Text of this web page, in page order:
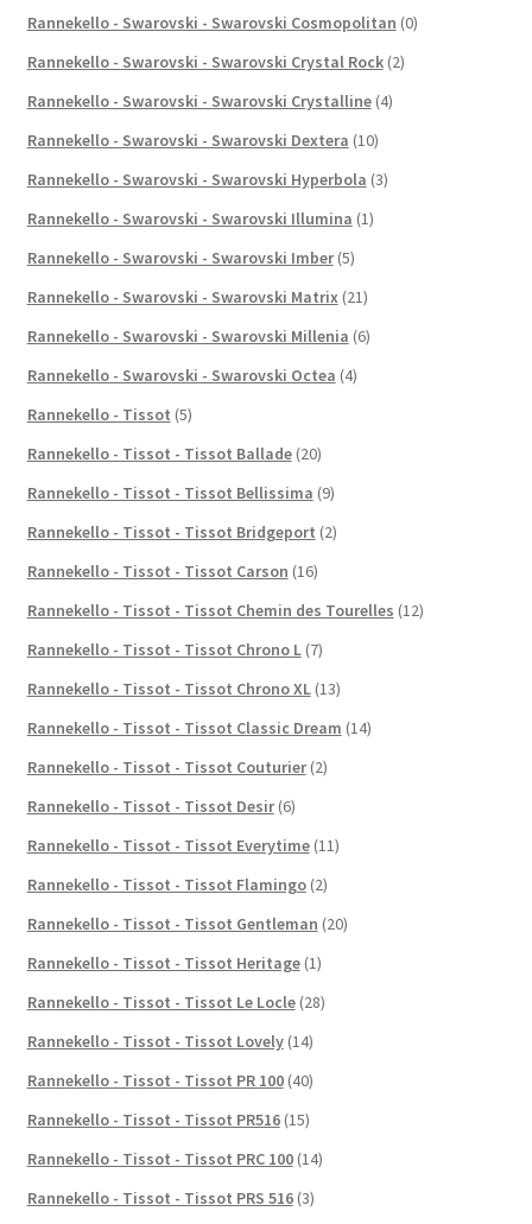
Rannekello - Swarovski - Swarovski Cosmopolitan (0)
Rannekello - Swarovski - Swarovski Crystal Rock (2)
Rannekello - Swarovski - Swarovski Crystalline (4)
Rannekello - Swarovski - Swarovski Dextera (10)
Rannekello - Swarovski - Swarovski Hyperbola (3)
Rannekello - Swarovski - Swarovski Illumina (1)
Rannekello - Swarovski - Swarovski Imber (5)
Rannekello - Swarovski - Swarovski Matrix (21)
Rannekello - Swarovski - Swarovski Millenia (6)
Rannekello - Swarovski - Swarovski Octea (4)
Rannekello - Tissot (5)
Rannekello - Tissot - Tissot Ballade (20)
Rannekello - Tissot - Tissot Bellissima (9)
Rannekello - Tissot - Tissot Bridgeport (2)
Rannekello - Tissot - Tissot Carson (16)
Rannekello - Tissot - Tissot Chemin des Tourelles (12)
Rannekello - Tissot - Tissot Chrono L (7)
Rannekello - Tissot - Tissot Chrono XL (13)
Rannekello - Tissot - Tissot Classic Dream (14)
Rannekello - Tissot - Tissot Couturier (2)
Rannekello - Tissot - Tissot Desir (6)
Rannekello - Tissot - Tissot Everytime (11)
Rannekello - Tissot - Tissot Flamingo (2)
Rannekello - Tissot - Tissot Gentleman (20)
Rannekello - Tissot - Tissot Heritage (1)
Rannekello - Tissot - Tissot Le Locle (28)
Rannekello - Tissot - Tissot Lovely (14)
Rannekello - Tissot - Tissot PR 100 (40)
Rannekello - Tissot - Tissot PR516 (15)
Rannekello - Tissot - Tissot PRC 100 (14)
Rannekello - Tissot - Tissot PRS 516 (3)